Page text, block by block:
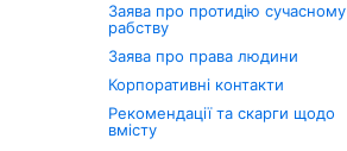
Заява про протидію сучасному
рабству
Заява про права людини
Корпоративні контакти
Рекомендації та скарги щодо
вмісту